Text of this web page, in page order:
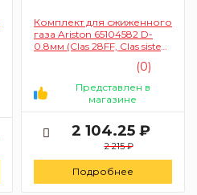
Комплект для сжиженного
газа Ariston 65104582 D-
0.8мм (Clas 28FF, Clas sistem
(0)
Представлен в
магазине
2 104.25 ₽
2 215 ₽
Подробнее